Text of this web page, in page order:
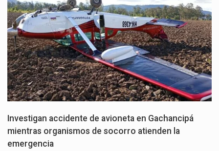
Investigan accidente de avioneta en Gachancipá
mientras organismos de socorro atienden la
emergencia